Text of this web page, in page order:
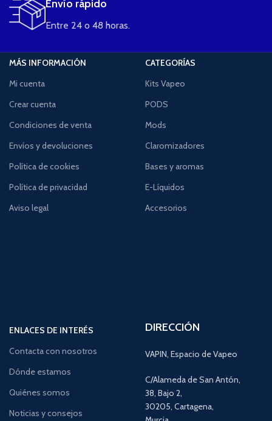
Envío rápido
Entre 24 o 48 horas.
MÁS INFORMACIÓN
Mi cuenta
Crear cuenta
Condiciones de venta
Envíos y devoluciones
Política de cookies
Política de privacidad
Aviso legal
CATEGORÍAS
Kits Vapeo
PODS
Mods
Claromizadores
Bases y aromas
E-Líquidos
Accesorios
ENLACES DE INTERÉS
Contacta con nosotros
Dónde estamos
Quiénes somos
Noticias y consejos
DIRECCIÓN
VAPIN, Espacio de Vapeo
C/Alameda de San Antón,
38, Bajo 2,
30205, Cartagena,